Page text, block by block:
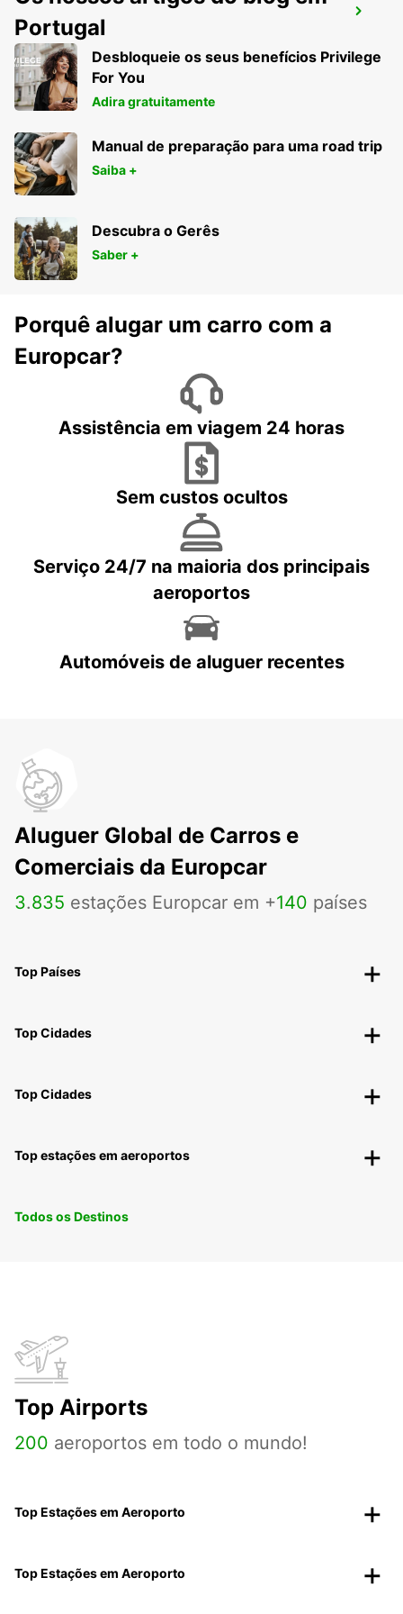
ZURIQUE, ETH HOENGGERBERG
ZURICH - SWITZERLAND
Portugal
Desbloqueie os seus benefícios Privilege
For You
Adira gratuitamente
Manual de preparação para uma road trip
Saiba +
Descubra o Gerês
Saber +
Porquê alugar um carro com a
Europcar?
Assistência em viagem 24 horas
Sem custos ocultos
Serviço 24/7 na maioria dos principais
aeroportos
Automóveis de aluguer recentes
Aluguer Global de Carros e
Comerciais da Europcar
3.835 estações Europcar em +140 países
Top Países
Top Cidades
Top Cidades
Top estações em aeroportos
Todos os Destinos
Top Airports
200 aeroportos em todo o mundo!
Top Estações em Aeroporto
Top Estações em Aeroporto